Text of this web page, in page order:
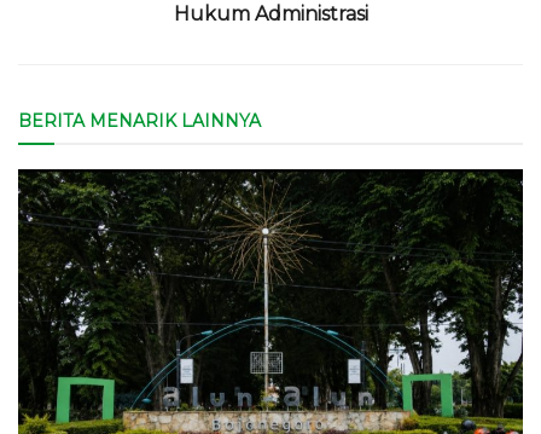
Hukum Administrasi
BERITA MENARIK LAINNYA